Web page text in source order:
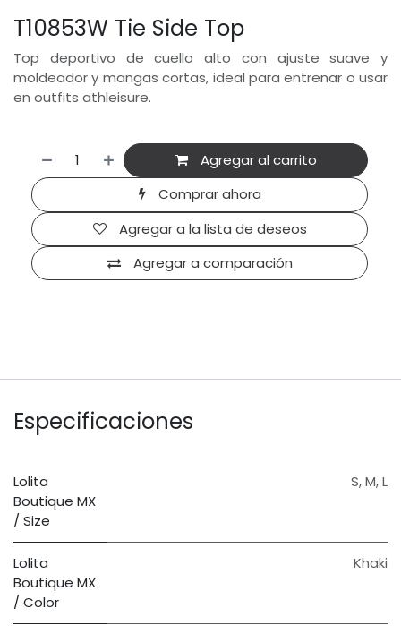
T10853W Tie Side Top
Top deportivo de cuello alto con ajuste suave y
moldeador y mangas cortas, ideal para entrenar o usar
en outfits athleisure.
Agregar al carrito
Comprar ahora
Agregar a comparación
Agregar a la lista de deseos
Especificaciones
Lolita
Boutique MX
/ Size
S,M,L
Lolita
Boutique MX
/ Color
Khaki